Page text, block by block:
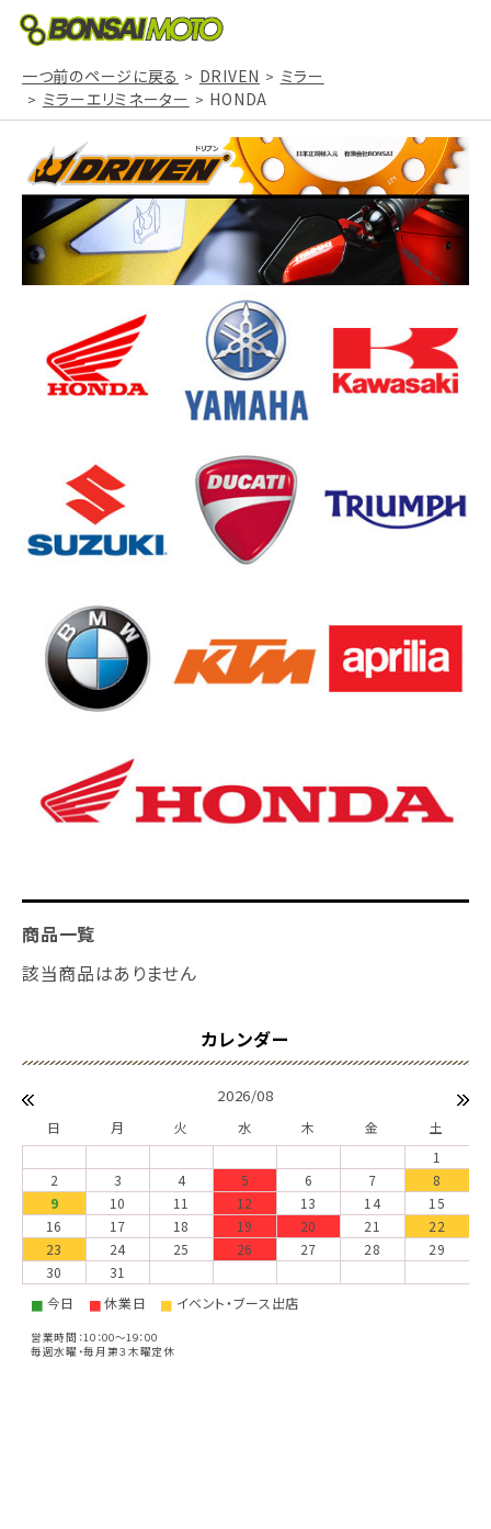
一つ前のページに戻る DRIVEN
ミラー
ミラーエリミネーター
HONDA
商品一覧
該当商品はありません
2026/08
日 月 火 水 木 金
土
1
2
3 4 5 6 7
8
9
10 11 12 13 14
15
16
17 18 19 20 21
22
23
24 25 26 27 28
29
30
31
■ 今日 ■休業日 ■ イベント・ブース出店
営業時間：10：00～19：00
毎週水曜・毎月第３木曜定休